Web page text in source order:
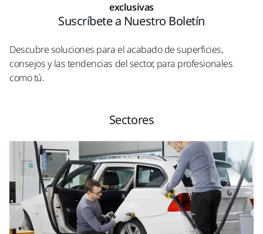
exclusivas
Suscríbete a Nuestro Boletín
Descubre soluciones para el acabado de superficies,
consejos y las tendencias del sector, para profesionales
como tú.
Sectores